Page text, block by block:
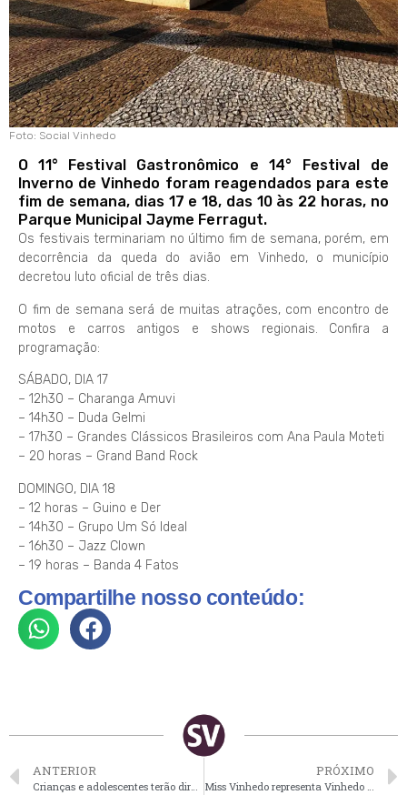
Foto: Social Vinhedo
O 11° Festival Gastronômico e 14° Festival de
Inverno de Vinhedo foram reagendados para este
fim de semana, dias 17 e 18, das 10 às 22 horas, no
Parque Municipal Jayme Ferragut.
Os festivais terminariam no último fim de semana, porém, em
decorrência da queda do avião em Vinhedo, o município
decretou luto oficial de três dias.
O fim de semana será de muitas atrações, com encontro de
motos e carros antigos e shows regionais. Confira a
programação:
SÁBADO, DIA 17
– 12h30 – Charanga Amuvi
– 14h30 – Duda Gelmi
– 17h30 – Grandes Clássicos Brasileiros com Ana Paula Moteti
– 20 horas – Grand Band Rock
DOMINGO, DIA 18
– 12 horas – Guino e Der
– 14h30 – Grupo Um Só Ideal
– 16h30 – Jazz Clown
– 19 horas – Banda 4 Fatos
Compartilhe nosso conteúdo:
ANTERIOR PRÓXIMO